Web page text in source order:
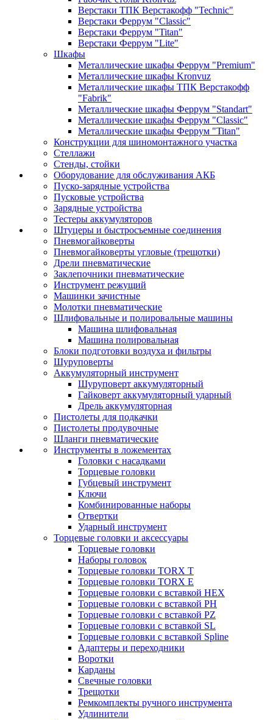
Верстаки ТПК Верстакофф "Technic"
Верстаки Феррум "Classic"
Верстаки Феррум "Titan"
Верстаки Феррум "Lite"
Шкафы
Металлические шкафы Феррум "Premium"
Металлические шкафы Kronvuz
Металлические шкафы ТПК Верстакофф
"Fabrik"
Металлические шкафы Феррум "Standart"
Металлические шкафы Феррум "Classic"
Металлические шкафы Феррум "Titan"
Конструкции для шиномонтажного участка
Стеллажи
Стенды, стойки
Оборудование для обслуживания АКБ
Пуско-зарядные устройства
Пусковые устройства
Зарядные устройства
Тестеры аккумуляторов
Штуцеры и быстросъемные соединения
Пневмогайковерты
Пневмогайковерты угловые (трещотки)
Дрели пневматические
Заклепочники пневматические
Инструмент режущий
Машинки зачистные
Молотки пневматические
Шлифовальные и полировальные машины
Машина шлифовальная
Машина полировальная
Блоки подготовки воздуха и фильтры
Шуруповерты
Аккумуляторный инструмент
Шуруповерт аккумуляторный
Гайковерт аккумуляторный ударный
Дрель аккумуляторная
Пистолеты для подкачки
Пистолеты продувочные
Шланги пневматические
Инструменты в ложементах
Головки с насадками
Торцевые головки
Губцевый инструмент
Ключи
Комбинированные наборы
Отвертки
Ударный инструмент
Торцевые головки и аксессуары
Торцевые головки
Наборы головок
Торцевые головки TORX T
Торцевые головки TORX Е
Торцевые головки с вставкой HEX
Торцевые головки с вставкой PH
Торцевые головки с вставкой PZ
Торцевые головки с вставкой SL
Торцевые головки с вставкой Spline
Адаптеры и переходники
Воротки
Карданы
Свечные головки
Трещотки
Ремкомплекты ручного инструмента
Удлинители